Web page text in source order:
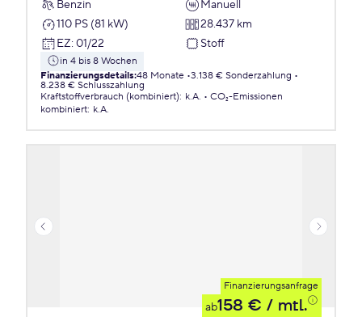
Benzin
Manuell
110 PS (81 kW)
28.437 km
EZ: 01/22 Stoff
in 4 bis 8 Wochen
Finanzierungsdetails:48 Monate 3.138 € Sonderzahlung
8.238 € Schlusszahlung
Kraftstoffverbrauch (kombiniert): k.A.
CO₂-Emissionen
kombiniert: k.A.
Finanzierungsanfrage
ab158 € / mtl.